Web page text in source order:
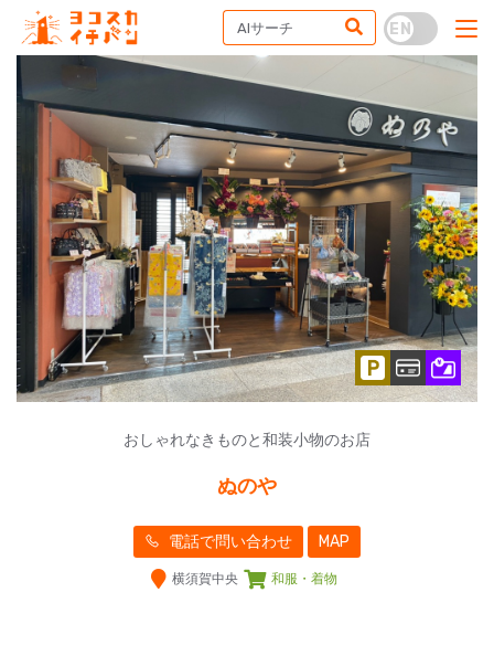
おしゃれなきものと和装小物のお店
ぬのや
電話で問い合わせ MAP
横須賀中央 和服・着物